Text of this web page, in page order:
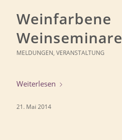
Weinfarbene
Weinseminare
MELDUNGEN, VERANSTALTUNG
Weiterlesen
21. Mai 2014